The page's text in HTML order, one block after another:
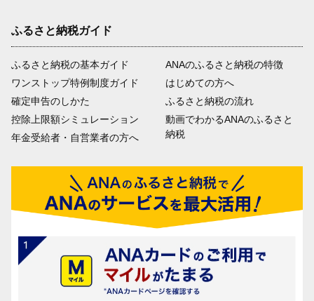
ふるさと納税ガイド
ふるさと納税の基本ガイド
ワンストップ特例制度ガイド
確定申告のしかた
控除上限額シミュレーション
年金受給者・自営業者の方へ
ANAのふるさと納税の特徴
はじめての方へ
ふるさと納税の流れ
動画でわかるANAのふるさと
納税